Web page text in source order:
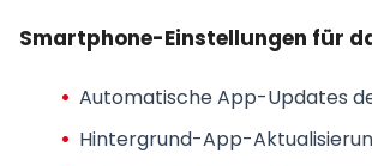
Smartphone-Einstellungen für
Automatische App-Updates
Hintergrund-App-